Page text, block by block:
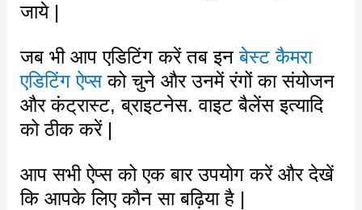
जाये |
जब भी आप एडिटिंग करें तब इनबेस्ट कैमरा
एडिटिंग ऐप्सको चुने और उनमें रंगों का संयोजन
और कंट्रास्ट, ब्राइटनेस. वाइट बैलेंस इत्यादि
को ठीक करें |
आप सभी ऐप्स को एक बार उपयोग करें और देखें
कि आपके लिए कौन सा बढ़िया है |